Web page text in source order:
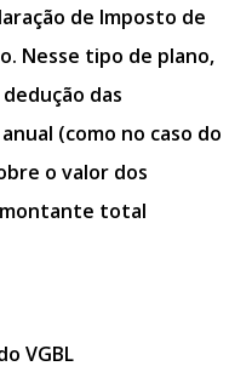
de Imposto de
Nesse tipo de plano,
das
(como no caso do
o valor dos
total
VGBL